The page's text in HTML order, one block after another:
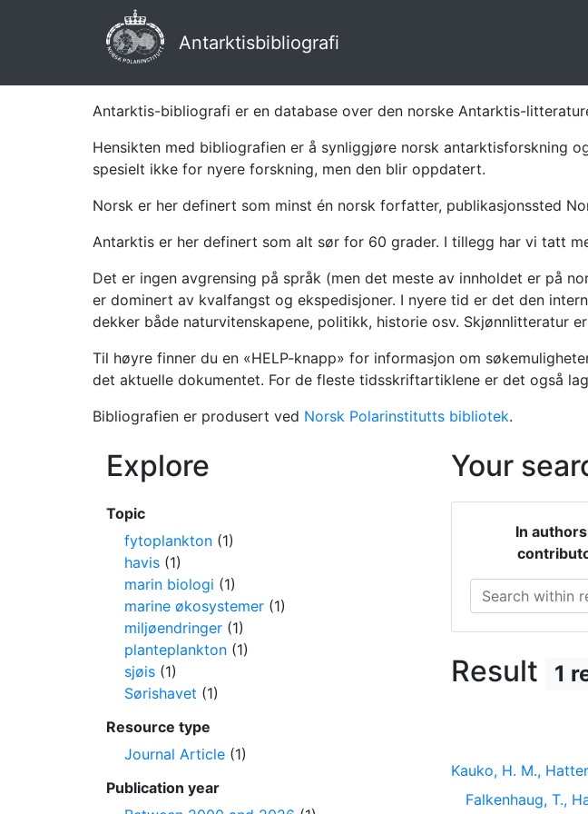
Antarktisbibliografi
Antarktis-bibliografi er en database over den norske Antarktis-
Hensikten med bibliografien er å synliggjøre norsk antarktisforskning
spesielt ikke for nyere forskning, men den blir oppdatert.
Norsk er her definert som minst én norsk forfatter, publikasjonssted
Antarktis er her definert som alt sør for 60 grader. I tillegg har vi tatt
Det er ingen avgrensing på språk (men det meste av innholdet er på
er dominert av kvalfangst og ekspedisjoner. I nyere tid er det den
dekker både naturvitenskapene, politikk, historie osv. Skjønnlitteratur
Til høyre finner du en «HELP-knapp» for informasjon om
det aktuelle dokumentet. For de fleste tidsskriftartiklene er det også
Bibliografien er produsert ved Norsk Polarinstitutts bibliotek.
Your
In
Search within
Result 1
Kauko, H. M.,
Falkenhaug, T.,
Explore
Topic
fytoplankton (1)
havis (1)
marin biologi (1)
marine økosystemer (1)
miljøendringer (1)
planteplankton (1)
sjøis (1)
Sørishavet (1)
Resource type
Journal Article (1)
Publication year